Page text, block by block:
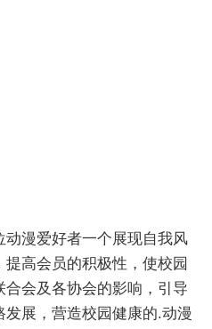
漫爱好者一个展现自我风
高会员的积极性，使校园
会及各协会的影响，引导
展，营造校园健康的.动漫